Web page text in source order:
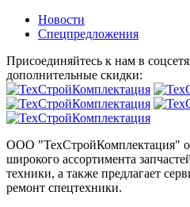
Новости
Спецпредложения
Присоединяйтесь к нам в
дополнительные скидки:
ООО "ТехСтройКомплектация"
широкого ассортимента
техники, а также предлагает
ремонт спецтехники.